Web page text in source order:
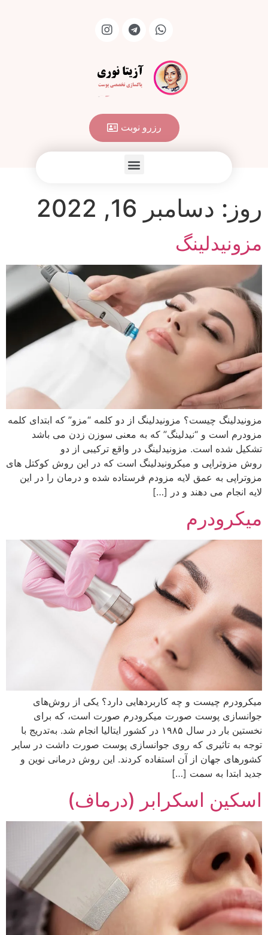
رزرو نوبت
روز: دسامبر 16, 2022
مزونیدلینگ
مزونیدلینگ چیست؟ مزونیدلینگ از دو کلمه “مزو” که ابتدای کلمه
مزودرم است و “نیدلینگ” که به معنی سوزن زدن می باشد
تشکیل شده است. مزونیدلینگ در واقع ترکیبی از دو
روش مزوتراپی و میکرونیدلینگ است که در این روش کوکتل های
مزوتراپی به عمق لایه مزودم فرستاده شده و درمان را در این
لایه انجام می دهند و در […]
میکرودرم
میکرودرم چیست و چه کاربردهایی دارد؟ یکی از روش‌های
جوانسازی پوست صورت میکرودرم صورت است، که برای
نخستین بار در سال ۱۹۸۵ در کشور ایتالیا انجام شد. به‌تدریج با
توجه به تاثیری که روی جوانسازی پوست صورت داشت در سایر
کشورهای جهان از آن استفاده کردند. این روش درمانی نوین و
جدید ابتدا به سمت […]
اسکین اسکرابر (درماف)